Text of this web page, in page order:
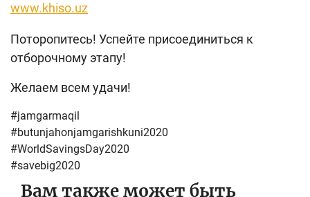
www.khiso.uz
Поторопитесь! Успейте присоединиться к
отборочному этапу!
Желаем всем удачи!
#jamgarmaqil
#butunjahonjamgarishkuni2020
#WorldSavingsDay2020
#savebig2020
Вам также может быть